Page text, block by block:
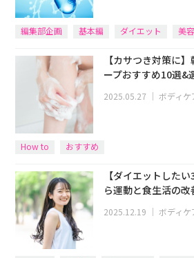
編集部企画 基本編 ダイエット 美
【カサつき対策に
ープおすすめ10選&
2025.05.27 ｜ボディケ
How to おすすめ
【ダイエットした
ら運動と食生活の
2025.12.19 ｜ボディケ